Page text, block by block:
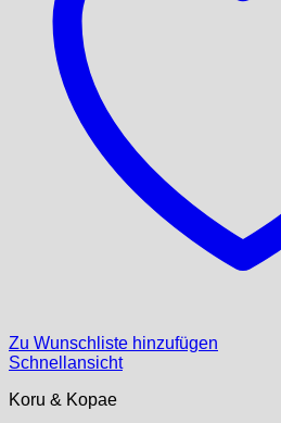
Zu Wunschliste hinzufügen
Schnellansicht
Koru & Kopae